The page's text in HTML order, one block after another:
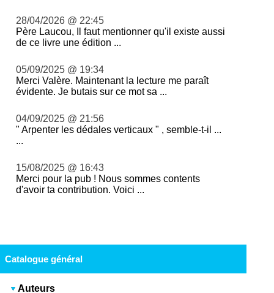
28/04/2026 @ 22:45
Père Laucou, Il faut mentionner qu'il existe aussi
de ce livre une édition ...
05/09/2025 @ 19:34
Merci Valère. Maintenant la lecture me paraît
évidente. Je butais sur ce mot sa ...
04/09/2025 @ 21:56
" Arpenter les dédales verticaux " , semble-t-il ...
...
15/08/2025 @ 16:43
Merci pour la pub ! Nous sommes contents
d'avoir ta contribution. Voici ...
Catalogue général
Auteurs